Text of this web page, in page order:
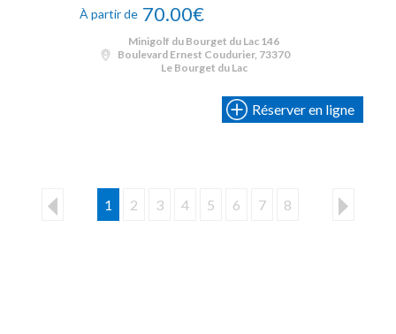
À partir de 70.00€
Minigolf du Bourget du Lac 146
Boulevard Ernest Coudurier, 73370
Le Bourget du Lac
Réserver en ligne
1 2 3 4 5 6 7 8